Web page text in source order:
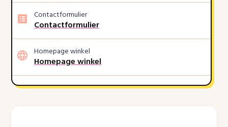
Contactformulier
Contactformulier
Homepage winkel
Homepage winkel